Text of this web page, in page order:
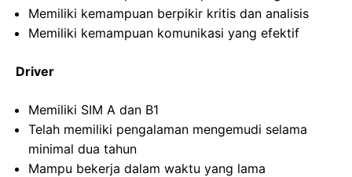
Memiliki kemampuan berpikir kritis dan analisis
Memiliki kemampuan komunikasi yang efektif
Driver
Memiliki SIM A dan B1
Telah memiliki pengalaman mengemudi selama
minimal dua tahun
Mampu bekerja dalam waktu yang lama